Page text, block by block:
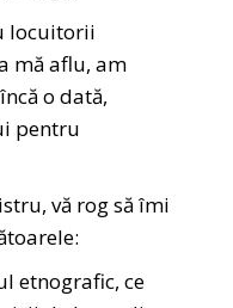
locuitorii
mă aflu, am
o dată,
pentru
vă rog să îmi
etnografic, ce